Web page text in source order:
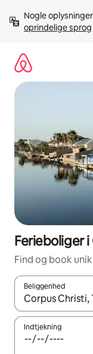
videre
Nogle
oprindelige sprog
Ferieboliger
Find og book
Beliggenhed
Når resultaterne
Indtjekning